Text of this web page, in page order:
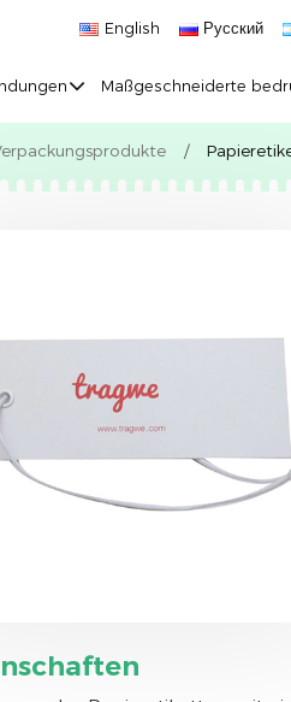
English Русский
Maßgeschneiderte